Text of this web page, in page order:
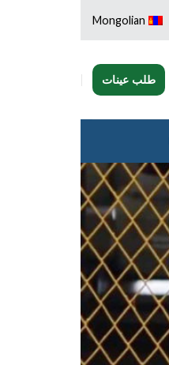
Mongolian
طلب عينات